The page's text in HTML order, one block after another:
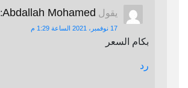
يقول Abdallah Mohamed
:
17 نوفمبر، 2021 الساعة 1:29 م
بكام السعر
رد